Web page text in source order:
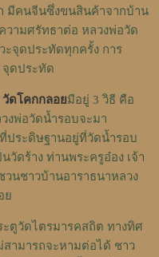
มีคนจีนซึ่งขนสินค้าจากบ้าน
วามศรัทธาต่อ หลวงพ่อวัด
ะจุดประทัดทุกครั้ง การ
จุดประทัด
ดโคกกลอยมีอยู่ 3 วิธี คือ
งพ่อวัดน้ำรอบจะมา
ประดิษฐานอยู่ที่วัดน้ำรอบ
ดร้าง ท่านพระครูอ๋อง เจ้า
นชาวบ้านอาราธนาหลวง
ย
ตูวัดไตรมารคสถิต ทางทิศ
ามารถจะหามต่อได้ ชาว